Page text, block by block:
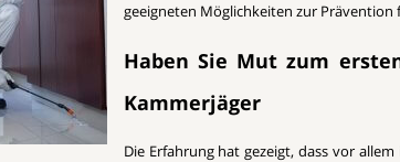
geeigneten Möglichkeiten zur Prävention
Haben Sie Mut zum
Kammerjäger
Die Erfahrung hat gezeigt, dass vor